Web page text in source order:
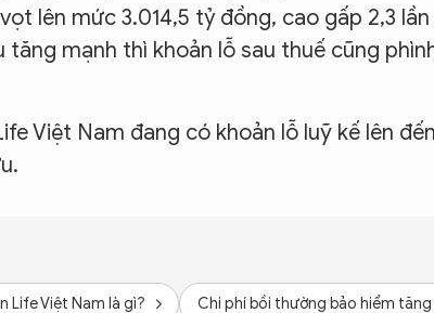
lên mức 3.014,5 tỷ đồng, cao gấp 2,3 lần
mạnh thì khoản lỗ sau thuế cũng
Việt Nam đang có khoản lỗ luỹ kế lên đến
Life Việt Nam là gì? Chi phí bồi thường bảo hiểm tăng